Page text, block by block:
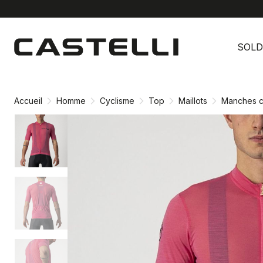
contenu
Accueil Homme Cyclisme Top Maillots Manches